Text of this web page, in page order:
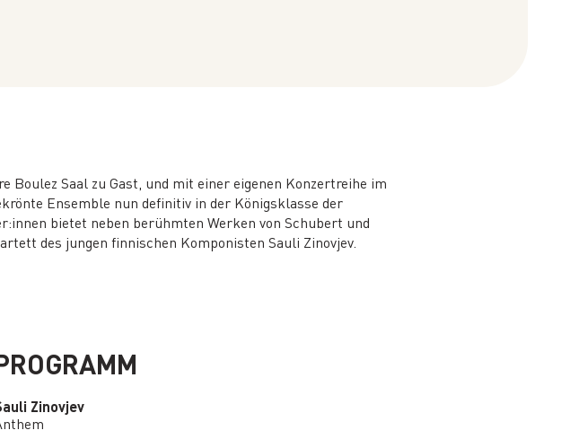
Saal zu Gast, und mit einer eigenen Konzertreihe im
Ensemble nun definitiv in der Königsklasse der
bietet neben berühmten Werken von Schubert und
des jungen finnischen Komponisten Sauli Zinovjev.
Zinovjev